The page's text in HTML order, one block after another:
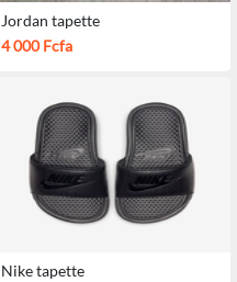
Jordan tapette
4 000 Fcfa
Nike tapette